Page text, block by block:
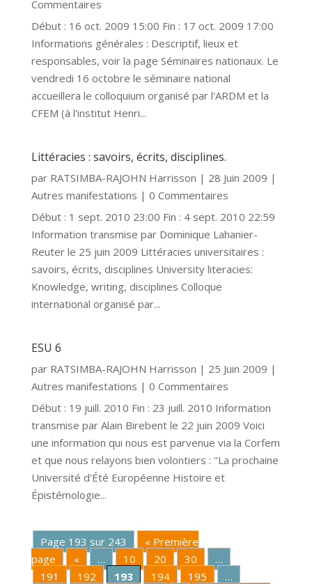
Commentaires
Début : 16 oct. 2009 15:00 Fin : 17 oct. 2009 17:00
Informations générales : Descriptif, lieux et
responsables, voir la page Séminaires nationaux. Le
vendredi 16 octobre le séminaire national
accueillera le colloquium organisé par l'ARDM et la
CFEM (à l'institut Henri...
Littéracies : savoirs, écrits, disciplines.
par RATSIMBA-RAJOHN Harrisson | 28 Juin 2009 |
Autres manifestations | 0 Commentaires
Début : 1 sept. 2010 23:00 Fin : 4 sept. 2010 22:59
Information transmise par Dominique Lahanier-
Reuter le 25 juin 2009 Littéracies universitaires :
savoirs, écrits, disciplines University literacies:
Knowledge, writing, disciplines Colloque
international organisé par...
ESU 6
par RATSIMBA-RAJOHN Harrisson | 25 Juin 2009 |
Autres manifestations | 0 Commentaires
Début : 19 juill. 2010 Fin : 23 juill. 2010 Information
transmise par Alain Birebent le 22 juin 2009 Voici
une information qui nous est parvenue via la Corfem
et que nous relayons bien volontiers : "La prochaine
Université d'Été Européenne Histoire et
Épistémologie...
Page 193 sur 243
« Première
page
« … 10 20 30
…
191
192 193 194 195
…